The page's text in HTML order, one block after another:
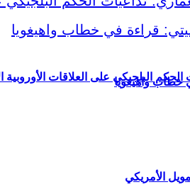
البلجيكي على العلاقات الأوروبية
خطاب واهيغويا
الأمريكي